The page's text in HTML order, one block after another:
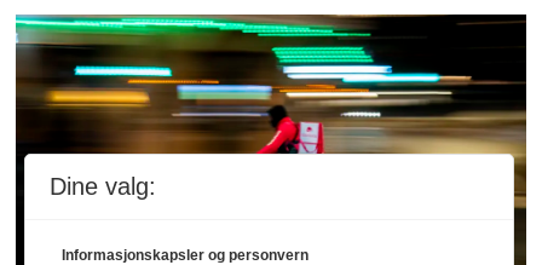
Dine valg:
Informasjonskapsler og personvern